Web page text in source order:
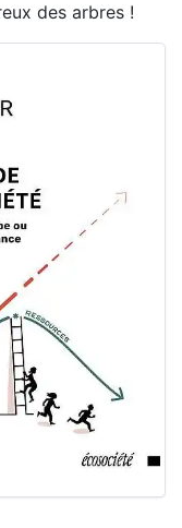
des arbres !